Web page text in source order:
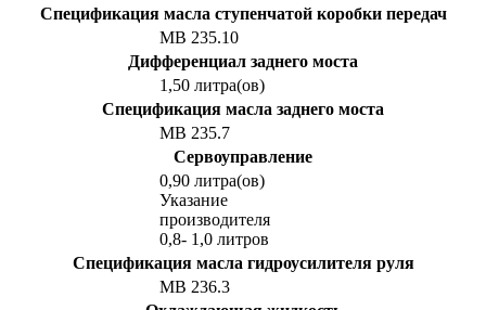
Спецификация масла ступенчатой коробки передач
MB 235.10
Дифференциал заднего моста
1,50 литра(ов)
Спецификация масла заднего моста
MB 235.7
Сервоуправление
0,90 литра(ов)
Указание
производителя
0,8- 1,0 литров
Спецификация масла гидроусилителя руля
MB 236.3